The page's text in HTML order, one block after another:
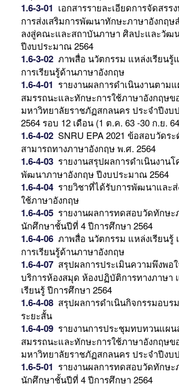
1.6-3-01 เอกสารรายละเอียดการจัดสร
การส่งเสริมการพัฒนาทักษะภาษาอังกฤ
ลงสู่คณะและสถาบันภาษา ศิลปะและวัฒ
ปีงบประมาณ 2564
1.6-3-02 ภาพสื่อ นวัตกรรม แหล่งเรียนรู้
การเรียนรู้ด้านภาษาอังกฤษ
1.6-4-01 รายงานผลการดําเนินงานตามแ
สมรรถนะและทักษะการใช้ภาษาอังกฤษข
มหาวิทยาลัยราชภัฏสกลนคร ประจำปีง
2564 รอบ 12 เดือน (1 ต.ค. 63 -30 ก.ย.
1.6-4-02 SNRU EPA 2021 ข้อสอบวัดร
สามารถทางภาษาอังกฤษ พ.ศ. 2564
1.6-4-03 รายงานสรุปผลการดำเนินงานโ
พัฒนาภาษาอังกฤษ ปีงบประมาณ 2564
1.6-4-04 รายวิชาที่ได้รับการพัฒนาและส่
ใช้ภาษาอังกฤษ
1.6-4-05 รายงานผลการทดสอบวัดทักษะ
นักศึกษาชั้นปีที่ 4 ปีการศึกษา 2564
1.6-4-06 ภาพสื่อ นวัตกรรม แหล่งเรียนรู้
การเรียนรู้ด้านภาษาอังกฤษ
1.6-4-07 สรุปผลการประเมินความพึงพอ
บริการห้องสมุด ห้องปฏิบัติการทางภาษา
เรียนรู้ ปีการศึกษา 2564
1.6-4-08 สรุปผลการดำเนินกิจกรรมอบร
ระยะสั้น
1.6-4-09 รายงานการประชุมทบทวนแผน
สมรรถนะและทักษะการใช้ภาษาอังกฤษข
มหาวิทยาลัยราชภัฏสกลนคร ประจำปีงบ
1.6-5-01 รายงานผลการทดสอบวัดทักษะ
นักศึกษาชั้นปีที่ 4 ปีการศึกษา 2564